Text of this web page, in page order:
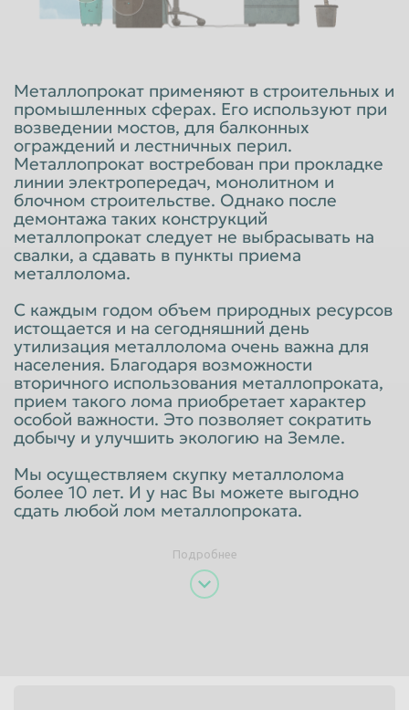
Красноярск
Махачкала Миасс
Москва Мурманск
Мытищи Набережные Челны
Нальчик Нижневартовск
Нижнекамск Нижний Новгород
Нижний Тагил
Новороссийск Новосибирск
Новочеркасск Норильск
Омск Орёл
Оренбург Орск
Пенза Пермь
Подольск Прокопьевск
Рязань
Самара
Металлопрокат применяют в строительных и
промышленных сферах. Его используют при
возведении мостов, для балконных
ограждений и лестничных перил.
Металлопрокат востребован при прокладке
линии электропередач, монолитном и
блочном строительстве. Однако после
демонтажа таких конструкций
металлопрокат следует не выбрасывать на
свалки, а сдавать в пункты приема
металлолома.
С каждым годом объем природных ресурсов
истощается и на сегодняшний день
утилизация металлолома очень важна для
населения. Благодаря возможности
вторичного использования металлопроката,
прием такого лома приобретает характер
особой важности. Это позволяет сократить
добычу и улучшить экологию на Земле.
Мы осуществляем скупку металлолома
более 10 лет. И у нас Вы можете выгодно
сдать любой лом металлопроката.
Подробнее